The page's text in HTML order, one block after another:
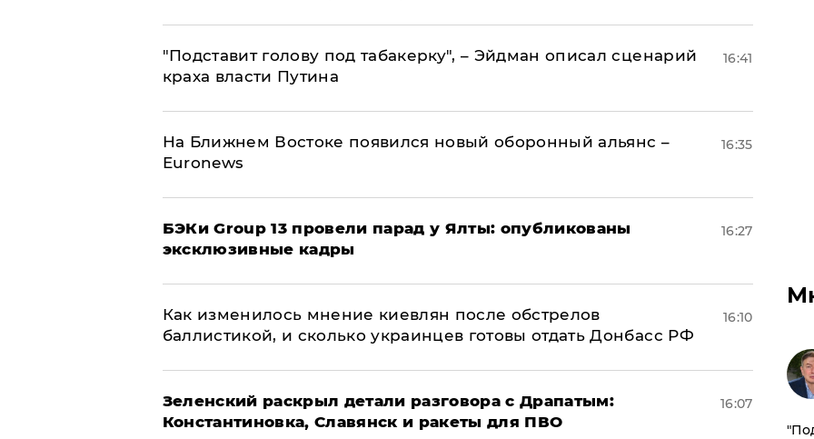
​"Подставит голову под табакерку", – Эйдман описал сценарий
краха власти Путина
16:41
На Ближнем Востоке появился новый оборонный альянс –
Euronews
16:35
​БЭКи Group 13 провели парад у Ялты: опубликованы
эксклюзивные кадры
16:27
Как изменилось мнение киевлян после обстрелов
баллистикой, и сколько украинцев готовы отдать Донбасс РФ
16:10
​Зеленский раскрыл детали разговора с Драпатым:
Константиновка, Славянск и ракеты для ПВО
16:07